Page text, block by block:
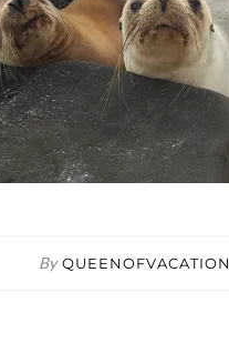
By QUEENOFVACATION